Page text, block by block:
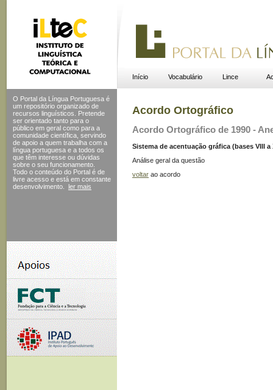
Início Vocabulário Lince
O Portal da Língua Portuguesa é
um repositório organizado de
recursos linguísticos. Pretende
ser orientado tanto para o
público em geral como para a
comunidade científica, servindo
de apoio a quem trabalha com a
língua portuguesa e a todos os
que têm interesse ou dúvidas
sobre o seu funcionamento.
Todo o conteúdo do Portal é de
livre acesso e está em constante
desenvolvimento.
ler mais
Acordo Ortográfico
Acordo Ortográfico de 1990 -
Sistema de acentuação gráfica (bases VIII a
Análise geral da questão
voltar ao acordo